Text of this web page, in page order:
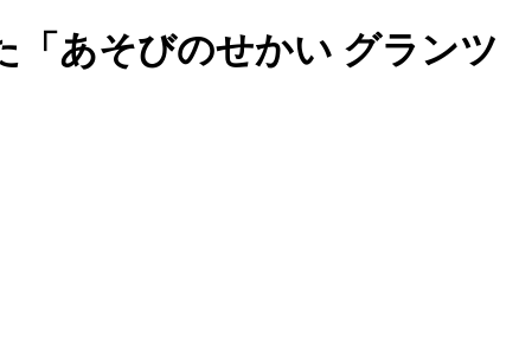
「あそびのせかい グランツ